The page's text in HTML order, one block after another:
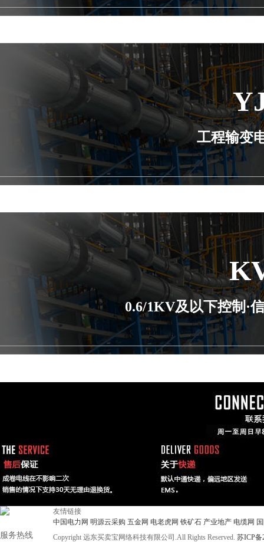
工程输变
0.6/1KV及以下控制·
服务热线
友情链接
中国电力网 明源云采购 五金网 电老虎网 铁矿石 产业地产 电缆网
Copyright 远东买卖宝网络科技有限公司.All Rights Reserved. 苏ICP备